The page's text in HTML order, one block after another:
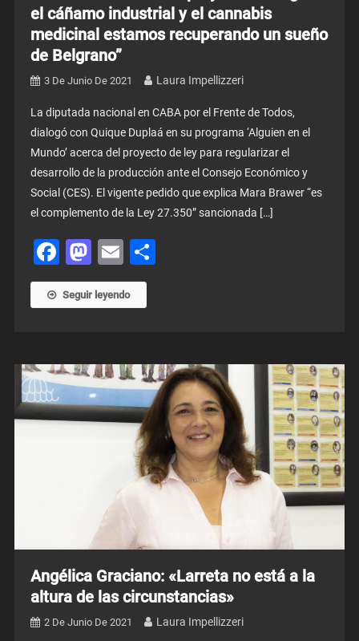
el cáñamo industrial y el cannabis
medicinal estamos recuperando un sueño
de Belgrano”
3 De Junio De 2021 Laura Impellizzeri
La diputada nacional en CABA por el Frente de Todos,
dialogó con Quique Duplaá en su programa ‘Alguien en el
Mundo’ acerca del proyecto de ley para regularizar el
desarrollo de la producción ante el Consejo Económico y
Social (CES). El vigente pedido que explica Mara Brawer “es
el complemento de la Ley 27.350” sancionada […]
Facebook
Mastodon
Email
Seguir leyendo
Angélica Graciano: «Larreta no está a la
altura de las circunstancias»
2 De Junio De 2021 Laura Impellizzeri